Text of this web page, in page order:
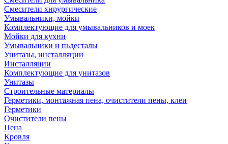
Смесители хирургические
Умывальники, мойки
Комплектующие для умывальников и моек
Мойки для кухни
Умывальники и пьдесталы
Унитазы, инсталляции
Инсталляции
Комплектующие для унитазов
Унитазы
Строительные материалы
Герметики, монтажная пена, очистители пены, клеи
Герметики
Очистители пены
Пена
Кровля